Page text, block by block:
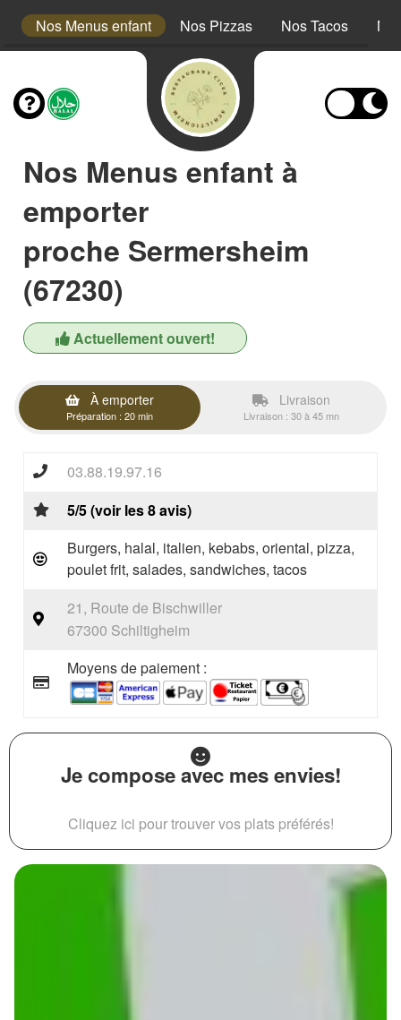
Nos Menus enfant Nos Pizzas Nos Tacos
Nos Menus enfant à
emporter
proche Sermersheim
(67230)
Actuellement ouvert!
À emporter
Préparation : 20 min
Livraison
Livraison : 30 à 45 mn
03.88.19.97.16
5/5 (voir les 8 avis)
Burgers, halal, italien, kebabs, oriental, pizza,
poulet frit, salades, sandwiches, tacos
21, Route de Bischwiller
67300 Schiltigheim
Moyens de paiement :
Je compose avec mes envies!
Cliquez ici pour trouver vos plats préférés!